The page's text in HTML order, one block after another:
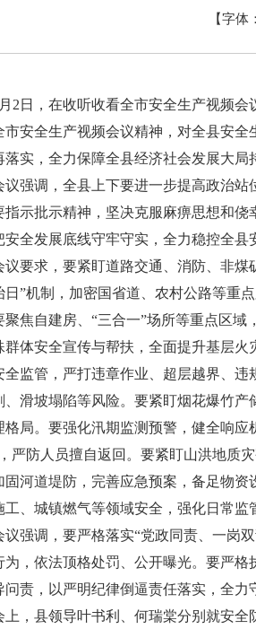
【字体
，在收听收看全市安全生产视频会
市安全生产视频会议精神，对全县安
落实，全力保障全县经济社会发展大
调，全县上下要进一步提高政治站
指示批示精神，坚决克服麻痹思想和
安全发展底线守牢守实，全力稳控全县
求，要紧盯道路交通、消防、非煤
日”机制，加密国省道、农村公路等重
聚焦自建房、“三合一”场所等重点区
群体安全宣传与帮扶，全面提升基层
全监管，严打违章作业、超层越界、
、滑坡塌陷等风险。要紧盯烟花爆竹
格局。要强化汛期监测预警，健全响
严防人员擅自返回。要紧盯山洪地质
固河道堤防，完善应急预案，备足物
工、城镇燃气等领域安全，强化日常
调，要严格落实“党政同责、一岗双
为，依法顶格处罚、公开曝光。要严
问责，以严明纪律倒逼责任落实，全力
县领导叶书利、何瑞棠分别就安全